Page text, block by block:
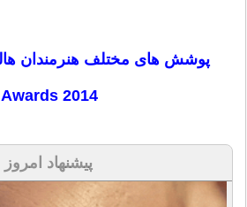
Awards 2014
پیشنهاد امروز